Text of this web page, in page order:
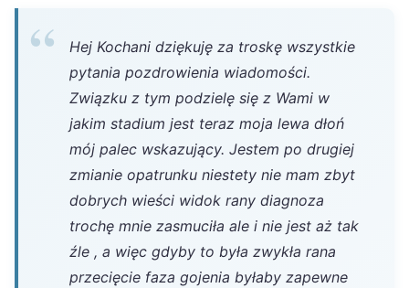
Hej Kochani dziękuję za troskę wszystkie
pytania pozdrowienia wiadomości.
Związku z tym podzielę się z Wami w
jakim stadium jest teraz moja lewa dłoń
mój palec wskazujący. Jestem po drugiej
zmianie opatrunku niestety nie mam zbyt
dobrych wieści widok rany diagnoza
trochę mnie zasmuciła ale i nie jest aż tak
źle , a więc gdyby to była zwykła rana
przecięcie faza gojenia byłaby zapewne